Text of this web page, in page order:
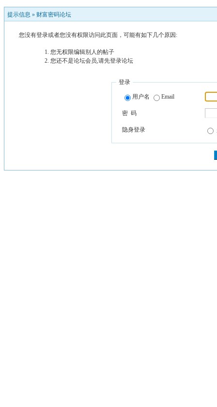
提示信息 » 财富密码论坛
您没有登录或者您没有权限访问此页面，可能有如下几个原因:
您无权限编辑别人的帖子
您还不是论坛会员,请先登录论坛
登录
用户名 Email
密 码
隐身登录